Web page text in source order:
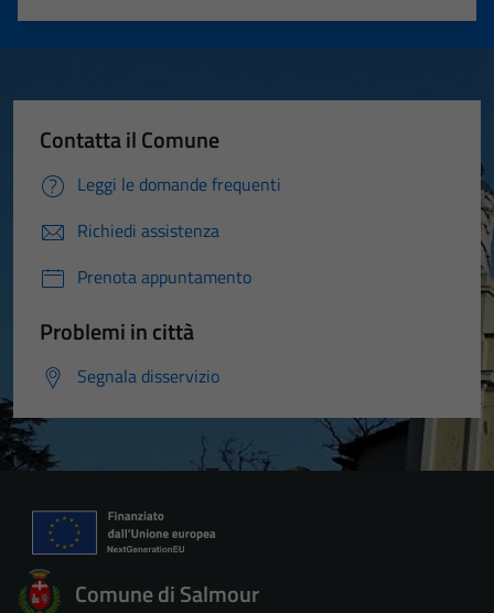
Valuta 5 stelle su 5
Valuta 4 stelle su 5
Valuta 3 stelle su 5
Valuta 2 stelle su 5
Valuta 1 stelle su 5
Contatta il Comune
Leggi le domande frequenti
Richiedi assistenza
Prenota appuntamento
Problemi in città
Segnala disservizio
Comune di Salmour